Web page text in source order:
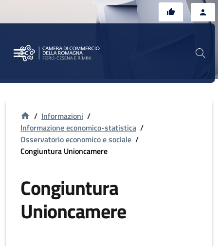
/ Informazioni /
Informazione economico-statistica /
Osservatorio economico e sociale /
Congiuntura Unioncamere
Congiuntura
Unioncamere